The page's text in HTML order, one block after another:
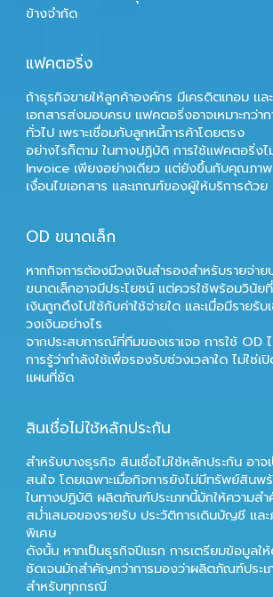
ข้างจำกัด
แฟคตอริ่ง
ถ้าธุรกิจขายให้ลูกค้าองค์กร มีเครดิตเทอม แ
เอกสารส่งมอบครบ แฟคตอริ่งอาจเหมาะกว่าก
ทั่วไป เพราะเชื่อมกับลูกหนี้การค้าโดยตรง
อย่างไรก็ตาม ในทางปฏิบัติ การใช้แฟคตอริ่ง
Invoice เพียงอย่างเดียว แต่ยังขึ้นกับคุณภา
เงื่อนไขเอกสาร และเกณฑ์ของผู้ให้บริการด้วย
OD ขนาดเล็ก
หากกิจการต้องมีวงเงินสำรองสำหรับรายจ่าย
ขนาดเล็กอาจมีประโยชน์ แต่ควรใช้พร้อมวินัย
เงินถูกดึงไปใช้กับค่าใช้จ่ายใด และเมื่อมีรายรับ
วงเงินอย่างไร
จากประสบการณ์ที่ทีมของเราเจอ การใช้ OD
การรู้ว่ากำลังใช้เพื่อรองรับช่วงเวลาใด ไม่ใช่เ
แผนที่ชัด
สินเชื่อไม่ใช้หลักประกัน
สำหรับบางธุรกิจ สินเชื่อไม่ใช้หลักประกัน อาจ
สนใจ โดยเฉพาะเมื่อกิจการยังไม่มีทรัพย์สินพ
ในทางปฏิบัติ ผลิตภัณฑ์ประเภทนี้มักให้ความส
สม่ำเสมอของรายรับ ประวัติการเดินบัญชี และ
พิเศษ
ดังนั้น หากเป็นธุรกิจปีแรก การเตรียมข้อมูลใ
ชัดเจนมักสำคัญกว่าการมองว่าผลิตภัณฑ์ประเ
สำหรับทุกกรณี